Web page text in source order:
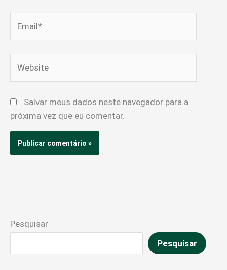
Salvar meus dados neste navegador para a
próxima vez que eu comentar.
Pesquisar
Pesquisar